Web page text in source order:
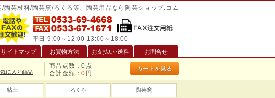
/陶芸材料/陶芸窯/ろくろ等、陶芸用品なら陶芸ショップ.コム
平日 9:00～12:00 13:00～18:00
サイトマップ お買物方法 お支払い･送料 お問合せ
気に入り商品
商品点数：0 点
合計金額：0 円
カートを見る
粘土 ろくろ 陶芸窯